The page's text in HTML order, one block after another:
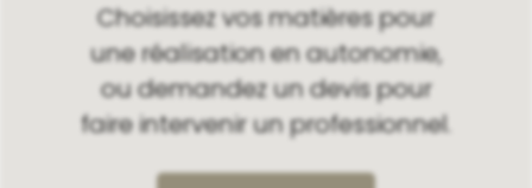
Choisissez vos matières pour
une réalisation en autonomie,
ou demandez un devis pour
faire intervenir un professionnel.